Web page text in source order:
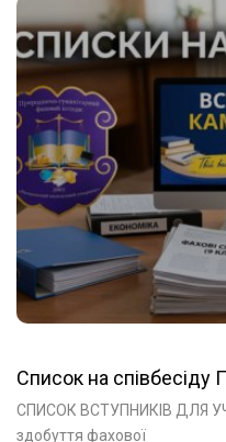
Список на співбесіду
СПИСОК ВСТУПНИКІВ ДЛЯ
здобуття фахової